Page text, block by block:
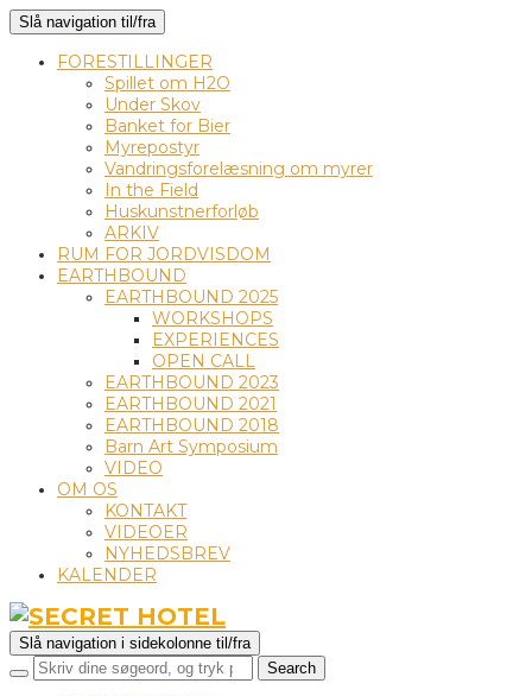
Slå navigation til/fra
FORESTILLINGER
Spillet om H2O
Under Skov
Banket for Bier
Myrepostyr
Vandringsforelæsning om myrer
In the Field
Huskunstnerforløb
ARKIV
RUM FOR JORDVISDOM
EARTHBOUND
EARTHBOUND 2025
WORKSHOPS
EXPERIENCES
OPEN CALL
EARTHBOUND 2023
EARTHBOUND 2021
EARTHBOUND 2018
Barn Art Symposium
VIDEO
OM OS
KONTAKT
VIDEOER
NYHEDSBREV
KALENDER
Slå navigation i sidekolonne til/fra